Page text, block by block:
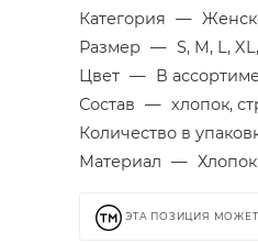
Категория —
Размер — S, M, L,
Цвет — В
Состав — хлопок,
Количество в
Материал — Хлопок
ЭТА ПОЗИЦИЯ